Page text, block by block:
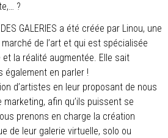
?
GALERIES a été créée par Linou, une
de l’art et qui est spécialisée
la réalité augmentée. Elle sait
également en parler !
d’artistes en leur proposant de nous
afin qu’ils puissent se
prenons en charge la création
de leur galerie virtuelle, solo ou